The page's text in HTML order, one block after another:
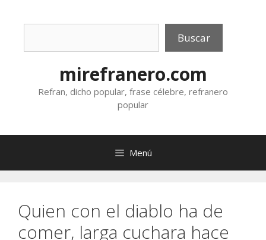
Buscar
mirefranero.com
Refran, dicho popular, frase célebre, refranero
popular
Menú
Quien con el diablo ha de
comer, larga cuchara hace